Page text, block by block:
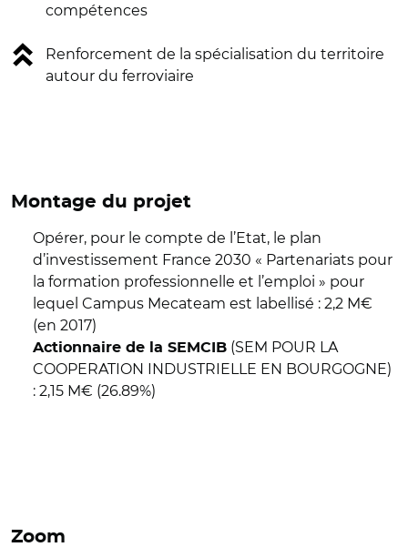
compétences
Renforcement de la spécialisation du territoire
autour du ferroviaire
Montage du projet
Opérer, pour le compte de l’Etat, le plan
d’investissement France 2030 « Partenariats pour
la formation professionnelle et l’emploi » pour
lequel Campus Mecateam est labellisé : 2,2 M€
(en 2017)
Actionnaire de la SEMCIB (SEM POUR LA
COOPERATION INDUSTRIELLE EN BOURGOGNE)
: 2,15 M€ (26.89%)
Zoom